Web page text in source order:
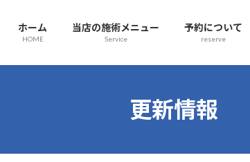
ホーム
HOME
当店の施術メニュー
Service
予約について
reserve
更新情報